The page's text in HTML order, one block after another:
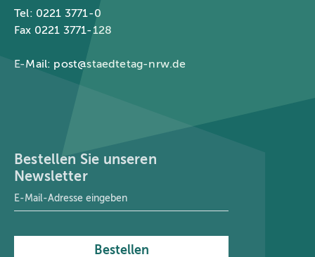
Tel: 0221 3771-0
Fax 0221 3771-128
E-Mail: post@staedtetag-nrw.de
Bestellen Sie unseren
Newsletter
E-Mail-Adresse
Bestellen